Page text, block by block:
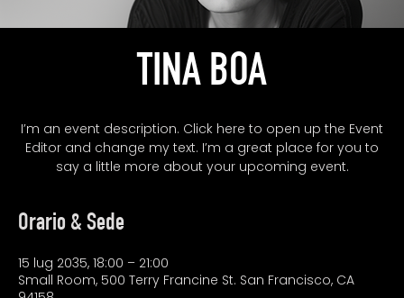
TINA BOA
I’m an event description. Click here to open up the Event
Editor and change my text. I’m a great place for you to
Orario & Sede
15 lug 2035, 18:00 – 21:00
Small Room, 500 Terry Francine St. San Francisco, CA